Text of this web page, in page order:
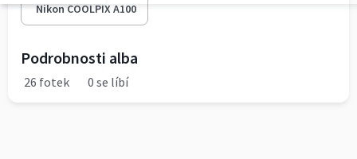
Nikon COOLPIX A100
Podrobnosti alba
26 fotek 0 se líbí